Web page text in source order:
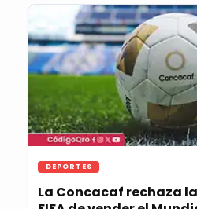
DEPORTES
La Concacaf rechaza